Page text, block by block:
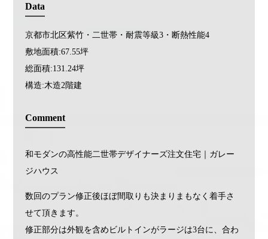
Data
京都市北区紫竹・二世帯・耐震等級3・断熱性能4
敷地面積:67.55坪
総面積:131.24坪
構造:木造2階建
Comment
和モダンの高性能二世帯デザイナーズ注文住宅｜ガレー
ジハウス
数回のプラン修正後ほぼ間取りも決まりまもなく着手さ
せて頂きます。
修正部分は外観を含めビルトインがラージは3台に、合わ